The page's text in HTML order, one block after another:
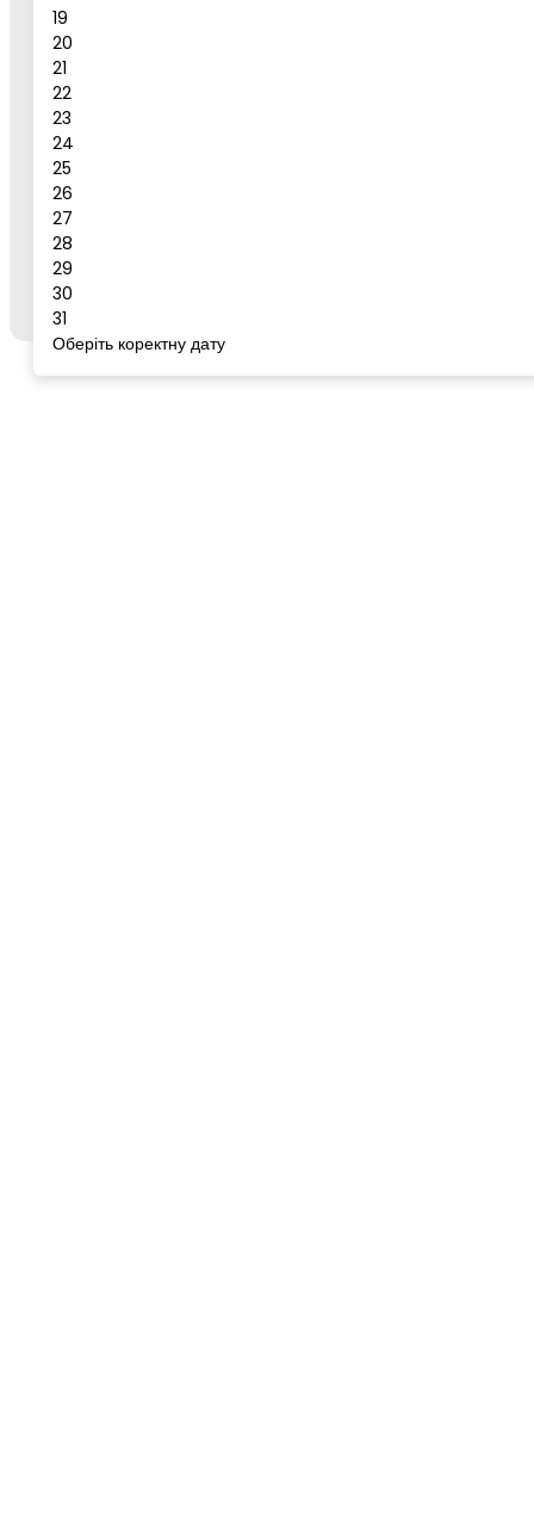
19
20
21
22
23
24
25
26
27
28
29
30
31
Оберіть коректну дату
Повідомлення
Щоб забронювати готель або тур, відкрийте цей
сервіс із сторінки бажаного готелю/туру на